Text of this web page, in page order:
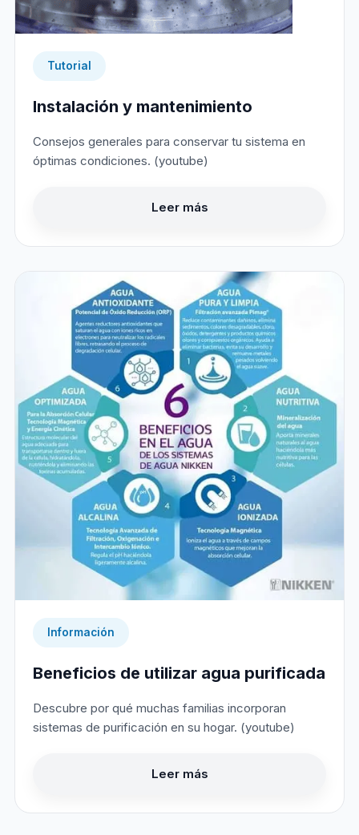
Tutorial
Instalación y mantenimiento
Consejos generales para conservar tu sistema en
óptimas condiciones. (youtube)
Leer más
Información
Beneficios de utilizar agua purificada
Descubre por qué muchas familias incorporan
sistemas de purificación en su hogar. (youtube)
Leer más